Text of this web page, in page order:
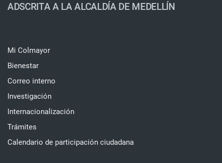
ADSCRITA A LA ALCALDÍA DE MEDELLÍN
Mi Colmayor
Bienestar
Correo interno
Investigación
Internacionalización
Trámites
Calendario de participación ciudadana